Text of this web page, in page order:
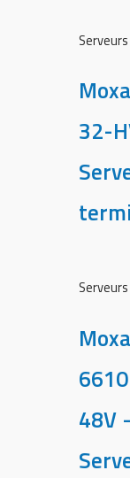
32-
48V